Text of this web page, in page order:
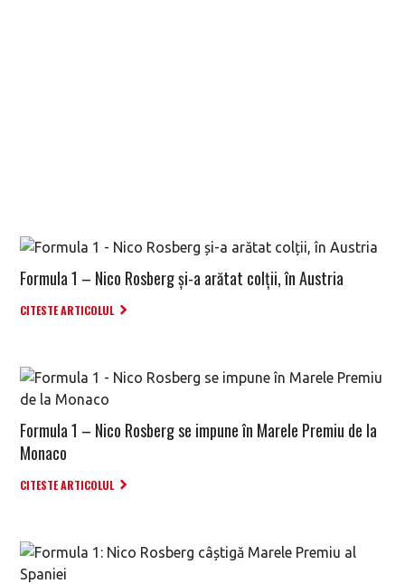
Formula 1 – Nico Rosberg și-a arătat colții, în Austria
CITESTE ARTICOLUL
Formula 1 – Nico Rosberg se impune în Marele Premiu de la
Monaco
CITESTE ARTICOLUL